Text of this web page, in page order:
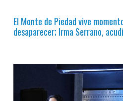
El Monte de Piedad vive
desaparecer; Irma Serrano,